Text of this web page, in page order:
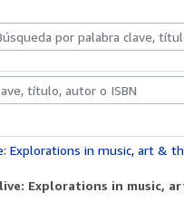
Arte y coleccionismo
Explorations in music, art &
Explorations in music,